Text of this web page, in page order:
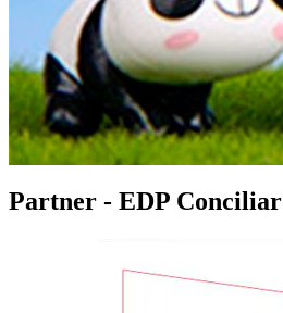
Partner - EDP Conciliar